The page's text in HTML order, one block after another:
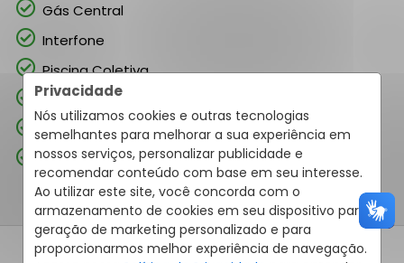
Privacidade
Nós utilizamos cookies e outras tecnologias
semelhantes para melhorar a sua experiência em
nossos serviços, personalizar publicidade e
recomendar conteúdo com base em seu interesse.
Ao utilizar este site, você concorda com o
armazenamento de cookies em seu dispositivo para
geração de marketing personalizado e para
proporcionarmos melhor experiência de navegação.
Gás Central
Interfone
Piscina Coletiva
Portao Eletrônico
Sala Fitness
Salão de Festas